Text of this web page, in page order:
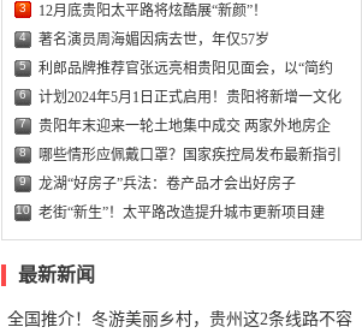
3 12月底贵阳太平路将炫酷展“新颜”！
4 著名演员周海媚因病去世，年仅57岁
5 利郎品牌推荐官张远亮相贵阳见面会，以“简约
6 计划2024年5月1日正式启用！贵阳将新增一文化
7 贵阳年末迎来一轮土地集中成交 两家外地房企
8 哪些情形应佩戴口罩？国家疾控局发布最新指引
9 龙湖“好房子”兵法：卷产品才会出好房子
10 老街“新生”！太平路改造提升城市更新项目建
最新新闻
全国推介！冬游美丽乡村，贵州这2条线路不容